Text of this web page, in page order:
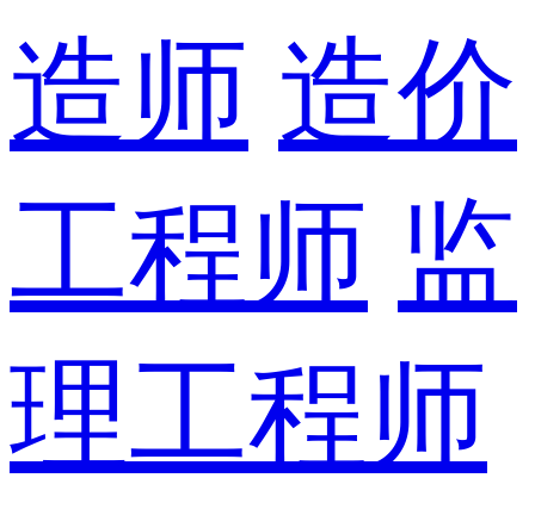
造师 造价
工程师 监
理工程师